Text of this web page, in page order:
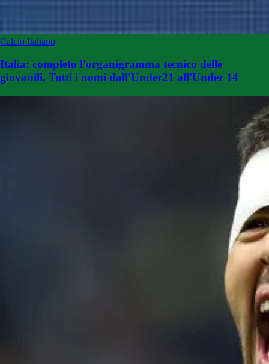
Calcio Italiano
Italia: completo l'organigramma tecnico delle
giovanili. Tutti i nomi dall'Under21 all'Under 14